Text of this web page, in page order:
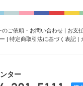
のご依頼・お問い合わせ| お支
| 特定商取引法に基づく表記|
ター